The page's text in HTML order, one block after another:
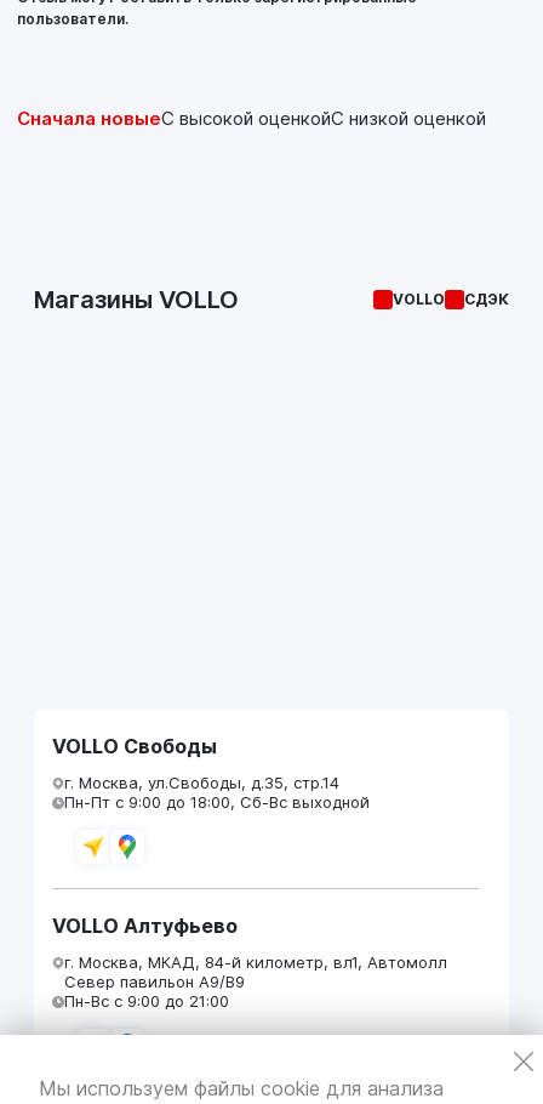
Мы используем файлы cookie для анализа
пользователи.
Сначала новыеС высокой оценкойС низкой оценкой
Магазины VOLLO VOLLO СДЭК
VOLLO Свободы
г. Москва, ул.Свободы, д.35, стр.14
Пн-Пт с 9:00 до 18:00, Сб-Вс выходной
VOLLO Алтуфьево
г. Москва, МКАД, 84-й километр, вл1, Автомолл
Север павильон А9/В9
Пн-Вс с 9:00 до 21:00